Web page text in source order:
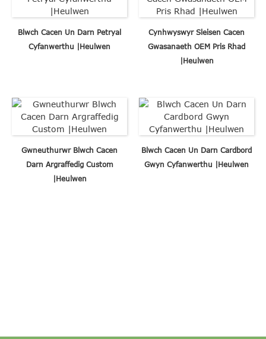
Blwch Cacen Un Darn Petryal
Cyfanwerthu |Heulwen
Cynhwyswyr Sleisen Cacen
Gwasanaeth OEM Pris Rhad
|Heulwen
Gwneuthurwr Blwch Cacen
Darn Argraffedig Custom
|Heulwen
Blwch Cacen Un Darn Cardbord
Gwyn Cyfanwerthu |Heulwen